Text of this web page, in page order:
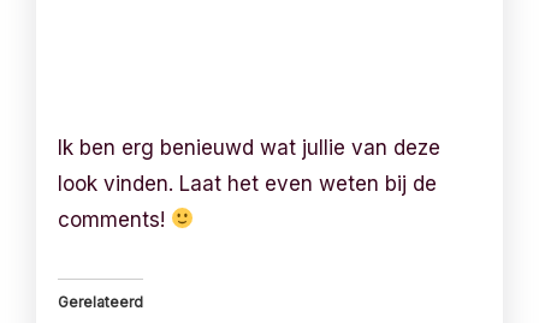
Ik ben erg benieuwd wat jullie van deze
look vinden. Laat het even weten bij de
comments!
Gerelateerd